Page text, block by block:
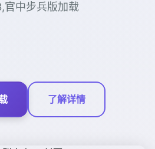
官中步兵版加载
了解详情